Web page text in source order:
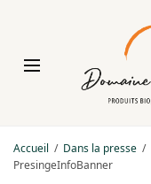
Accueil Dans la presse
PresingeInfoBanner